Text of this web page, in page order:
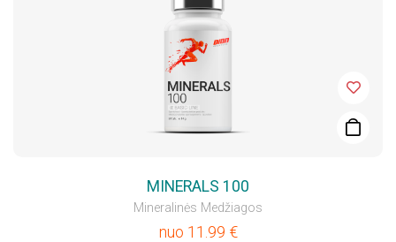
MINERALS 100
Mineralinės Medžiagos
nuo 11.99 €